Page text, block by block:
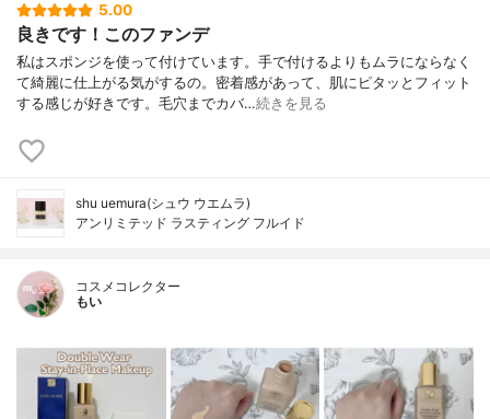
5.00
良きです！このファンデ
私はスポンジを使って付けています。手で付けるよりもムラにならなく
て綺麗に仕上がる気がするの。密着感があって、肌にピタッとフィット
する感じが好きです。毛穴までカバ…続きを見る
shu uemura(シュウ ウエムラ)
アンリミテッド ラスティング フルイド
コスメコレクター
もい